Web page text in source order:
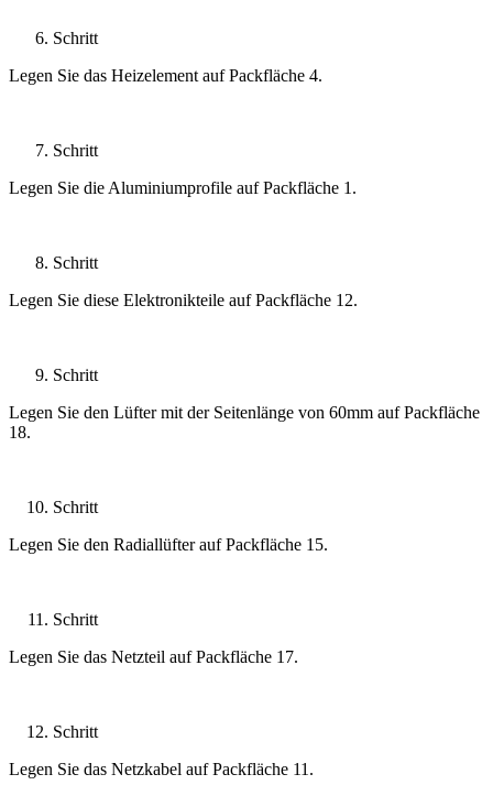
Schritt
Legen Sie das Heizelement auf Packfläche 4.
Schritt
Legen Sie die Aluminiumprofile auf Packfläche 1.
Schritt
Legen Sie diese Elektronikteile auf Packfläche 12.
Schritt
Legen Sie den Lüfter mit der Seitenlänge von 60mm auf Packfläche
18.
Schritt
Legen Sie den Radiallüfter auf Packfläche 15.
Schritt
Legen Sie das Netzteil auf Packfläche 17.
Schritt
Legen Sie das Netzkabel auf Packfläche 11.